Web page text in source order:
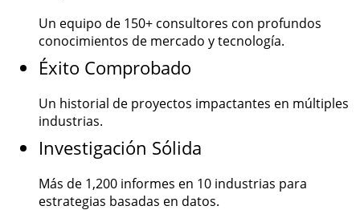
Un equipo de 150+ consultores con profundos
conocimientos de mercado y tecnología.
Éxito Comprobado
Un historial de proyectos impactantes en múltiples
industrias.
Investigación Sólida
Más de 1,200 informes en 10 industrias para
estrategias basadas en datos.